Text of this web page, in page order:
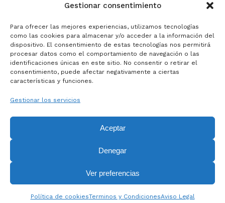
Gestionar consentimiento
Para ofrecer las mejores experiencias, utilizamos tecnologías
como las cookies para almacenar y/o acceder a la información del
dispositivo. El consentimiento de estas tecnologías nos permitirá
procesar datos como el comportamiento de navegación o las
identificaciones únicas en este sitio. No consentir o retirar el
consentimiento, puede afectar negativamente a ciertas
características y funciones.
Gestionar los servicios
Aceptar
Denegar
Ver preferencias
Política de cookiesTerminos y CondicionesAviso Legal
Términos y Condiciones
Aviso Legal
Politicas de Cookies